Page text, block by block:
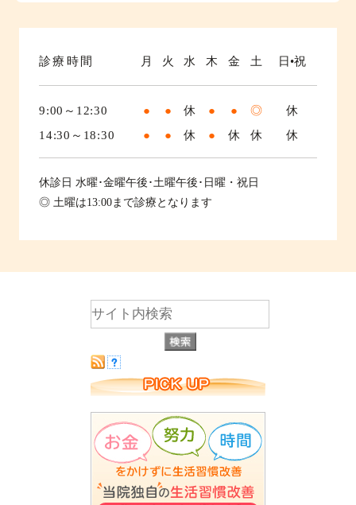
診療時間 月 火 水 木 金 土 日•祝
9:00～12:30 ● ● 休 ● ● ◎
休
14:30～18:30
● ● 休 ● 休 休 休
休診日 水曜･金曜午後･土曜午後･日曜・祝日
◎ 土曜は13:00まで診療となります